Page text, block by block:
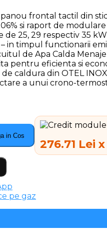
panou frontal tactil din
si raport de modulare
de 25, 29 respectiv 35
in timpul functionarii
de Apa Calda
pentru eficienta si
caldura din OTEL
a unui crono-
in Cos
276.71 Lei
pe gaz